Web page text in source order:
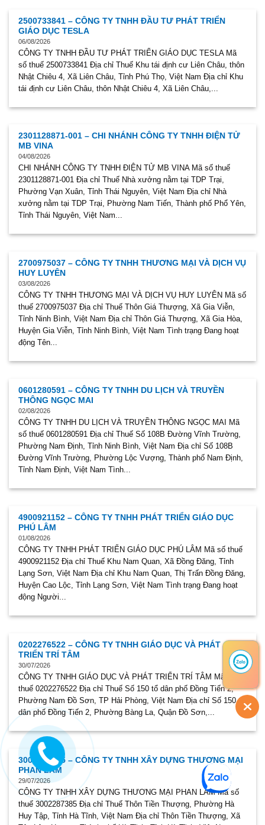
2500733841 – CÔNG TY TNHH ĐẦU TƯ PHÁT TRIỂN
GIÁO DỤC TESLA
06/08/2026
CÔNG TY TNHH ĐẦU TƯ PHÁT TRIỂN GIÁO DỤC TESLA Mã
số thuế 2500733841 Địa chỉ Thuế Khu tái định cư Liên Châu, thôn
Nhật Chiêu 4, Xã Liên Châu, Tỉnh Phú Thọ, Việt Nam Địa chỉ Khu
tái định cư Liên Châu, thôn Nhật Chiêu 4, Xã Liên Châu,...
2301128871-001 – CHI NHÁNH CÔNG TY TNHH ĐIỆN TỬ
MB VINA
04/08/2026
CHI NHÁNH CÔNG TY TNHH ĐIỆN TỬ MB VINA Mã số thuế
2301128871-001 Địa chỉ Thuế Nhà xưởng nằm tại TDP Trại,
Phường Vạn Xuân, Tỉnh Thái Nguyên, Việt Nam Địa chỉ Nhà
xưởng nằm tại TDP Trại, Phường Nam Tiến, Thành phố Phổ Yên,
Tỉnh Thái Nguyên, Việt Nam...
2700975037 – CÔNG TY TNHH THƯƠNG MẠI VÀ DỊCH VỤ
HUY LUYÊN
03/08/2026
CÔNG TY TNHH THƯƠNG MẠI VÀ DỊCH VỤ HUY LUYÊN Mã số
thuế 2700975037 Địa chỉ Thuế Thôn Giá Thượng, Xã Gia Viễn,
Tỉnh Ninh Bình, Việt Nam Địa chỉ Thôn Giá Thượng, Xã Gia Hòa,
Huyện Gia Viễn, Tỉnh Ninh Bình, Việt Nam Tình trạng Đang hoạt
động Tên...
0601280591 – CÔNG TY TNHH DU LỊCH VÀ TRUYỀN
THÔNG NGỌC MAI
02/08/2026
CÔNG TY TNHH DU LỊCH VÀ TRUYỀN THÔNG NGỌC MAI Mã
số thuế 0601280591 Địa chỉ Thuế Số 108B Đường Vĩnh Trường,
Phường Nam Định, Tỉnh Ninh Bình, Việt Nam Địa chỉ Số 108B
Đường Vĩnh Trường, Phường Lộc Vượng, Thành phố Nam Định,
Tỉnh Nam Định, Việt Nam Tình...
4900921152 – CÔNG TY TNHH PHÁT TRIỂN GIÁO DỤC
PHÚ LÂM
01/08/2026
CÔNG TY TNHH PHÁT TRIỂN GIÁO DỤC PHÚ LÂM Mã số thuế
4900921152 Địa chỉ Thuế Khu Nam Quan, Xã Đồng Đăng, Tỉnh
Lạng Sơn, Việt Nam Địa chỉ Khu Nam Quan, Thị Trấn Đồng Đăng,
Huyện Cao Lộc, Tỉnh Lạng Sơn, Việt Nam Tình trạng Đang hoạt
động Người...
0202276522 – CÔNG TY TNHH GIÁO DỤC VÀ PHÁT
TRIỂN TRÍ TÂM
30/07/2026
CÔNG TY TNHH GIÁO DỤC VÀ PHÁT TRIỂN TRÍ TÂM Mã số
thuế 0202276522 Địa chỉ Thuế Số 150 tổ dân phố Đồng Tiến 2,
Phường Nam Đồ Sơn, TP Hải Phòng, Việt Nam Địa chỉ Số 150 tổ
dân phố Đồng Tiến 2, Phường Bàng La, Quận Đồ Sơn,...
3002287385 – CÔNG TY TNHH XÂY DỰNG THƯƠNG MẠI
PHAN LÂM
29/07/2026
CÔNG TY TNHH XÂY DỰNG THƯƠNG MẠI PHAN LÂM Mã số
thuế 3002287385 Địa chỉ Thuế Thôn Tiền Thượng, Phường Hà
Huy Tập, Tỉnh Hà Tĩnh, Việt Nam Địa chỉ Thôn Tiền Thượng, Xã